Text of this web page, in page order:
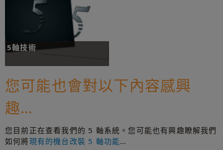
5軸技術
5軸技術
您可能也會對以下內容感興
趣…
您目前正在查看我們的 5 軸系統。您可能也有興趣瞭解我們
如何將現有的機台改裝 5 軸功能…